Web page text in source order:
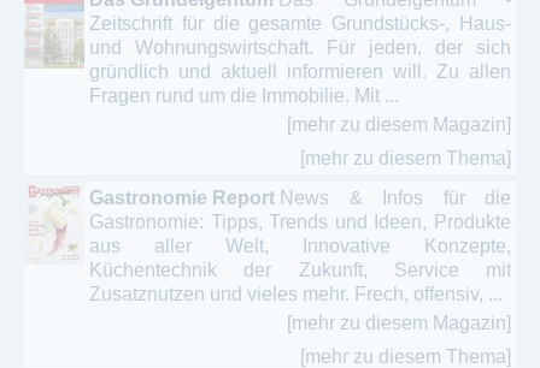
Zeitschrift für die gesamte Grundstücks-, Haus-
und Wohnungswirtschaft. Für jeden, der sich
gründlich und aktuell informieren will. Zu allen
Fragen rund um die Immobilie. Mit ...
[mehr zu diesem Magazin]
[mehr zu diesem Thema]
Gastronomie Report News & Infos für die
Gastronomie: Tipps, Trends und Ideen, Produkte
aus aller Welt, Innovative Konzepte,
Küchentechnik der Zukunft, Service mit
Zusatznutzen und vieles mehr. Frech, offensiv, ...
[mehr zu diesem Magazin]
[mehr zu diesem Thema]